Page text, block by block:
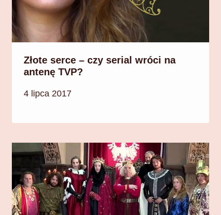
Złote serce – czy serial wróci na
antenę TVP?
4 lipca 2017